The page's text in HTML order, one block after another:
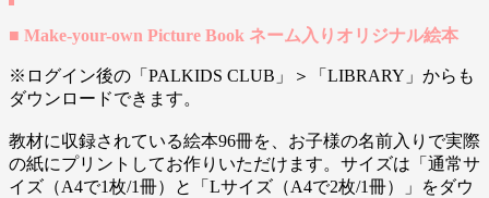
■ Make-your-own Picture Book ネーム入りオリジナル絵本
※ログイン後の「PALKIDS CLUB」＞「LIBRARY」からも
ダウンロードできます。
教材に収録されている絵本96冊を、お子様の名前入りで実際
の紙にプリントしてお作りいただけます。サイズは「通常サ
イズ（A4で1枚/1冊）と「Lサイズ（A4で2枚/1冊）」をダウ